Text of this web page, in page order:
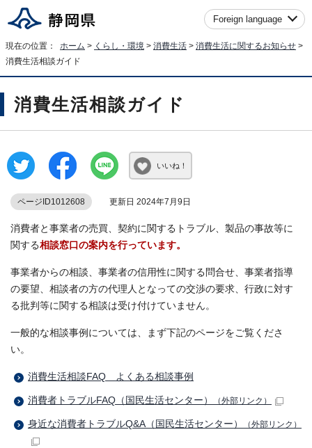
Foreign language
現在の位置： ホーム > くらし・環境 > 消費生活 > 消費生活に関するお知らせ >
消費生活相談ガイド
消費生活相談ガイド
いいね！
ページID1012608 更新日 2024年7月9日
消費者と事業者の売買、契約に関するトラブル、製品の事故等に
関する相談窓口の案内を行っています。
事業者からの相談、事業者の信用性に関する問合せ、事業者指導
の要望、相談者の方の代理人となっての交渉の要求、行政に対す
る批判等に関する相談は受け付けていません。
一般的な相談事例については、まず下記のページをご覧くださ
い。
消費生活相談FAQ よくある相談事例
消費者トラブルFAQ（国民生活センター） （外部リンク）
身近な消費者トラブルQ&A（国民生活センター） （外部リンク）